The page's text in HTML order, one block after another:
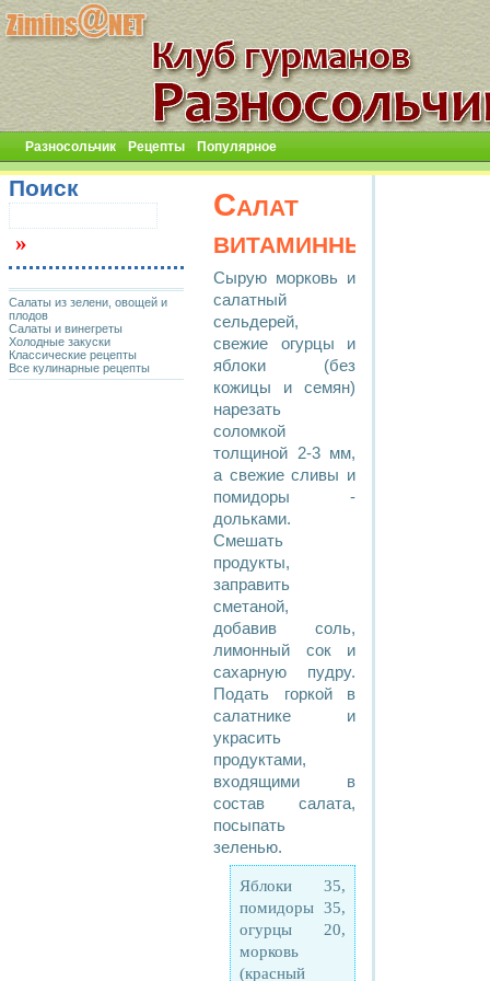
Разносольчик Рецепты Популярное
Салат
витаминный
Сырую морковь и
салатный
сельдерей,
свежие огурцы и
яблоки (без
кожицы и семян)
нарезать
соломкой
толщиной 2-3 мм,
а свежие сливы и
помидоры -
дольками.
Смешать
продукты,
заправить
сметаной,
добавив соль,
лимонный сок и
сахарную пудру.
Подать горкой в
салатнике и
украсить
продуктами,
входящими в
состав салата,
посыпать
зеленью.
Яблоки 35,
помидоры 35,
огурцы 20,
морковь
(красный
Поиск
Салаты из зелени, овощей и
плодов
Салаты и винегреты
Холодные закуски
Классические рецепты
Все кулинарные рецепты